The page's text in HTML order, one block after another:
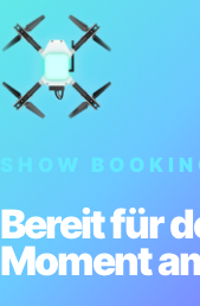
SHOW
Bereit für
Moment